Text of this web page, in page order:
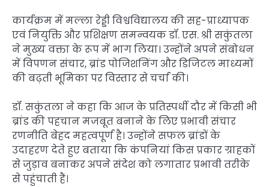
कार्यक्रम में मल्ला रेड्डी विश्वविद्यालय की सह-प्राध्यापक
एवं नियुक्ति और प्रशिक्षण समन्वयक डॉ. एस. श्री सकुंतला
ने मुख्य वक्ता के रूप में भाग लिया। उन्होंने अपने संबोधन
में विपणन संचार, ब्रांड पोजिशनिंग और डिजिटल माध्यमों
की बढ़ती भूमिका पर विस्तार से चर्चा की।
डॉ. सकुंतला ने कहा कि आज के प्रतिस्पर्धी दौर में किसी भी
ब्रांड की पहचान मजबूत बनाने के लिए प्रभावी संचार
रणनीति बेहद महत्वपूर्ण है। उन्होंने सफल ब्रांडों के
उदाहरण देते हुए बताया कि कंपनियां किस प्रकार ग्राहकों
से जुड़ाव बनाकर अपने संदेश को लगातार प्रभावी तरीके
से पहुंचाती हैं।